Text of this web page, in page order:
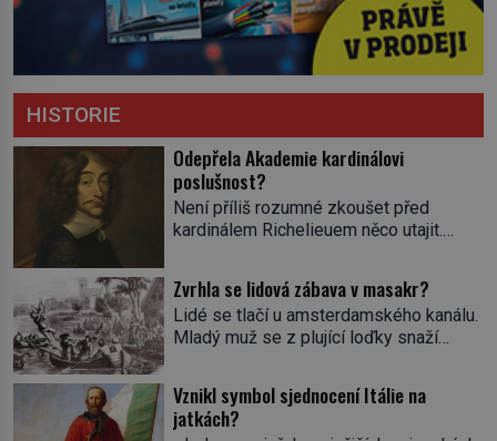
HISTORIE
Odepřela Akademie kardinálovi
poslušnost?
Není příliš rozumné zkoušet před
kardinálem Richelieuem něco utajit.
rázně zatočit. Od roku 1629 se
setkávají v pařížském domě
spisovatele Valentina Conrarta (1603–
Nikomu se tím ale příliš nechlubí. Někdo
by jejich spolek klidně mohl považovat
za nelegální. […]
Zvrhla se lidová zábava v masakr?
Lidé se tlačí u amsterdamského kanálu.
Mladý muž se z plující loďky snaží
vody. Diváci křičí a smějí se. Nevinná
pouliční zábava, dalo by se říct. V
Vznikl symbol sjednocení Itálie na
jatkách?